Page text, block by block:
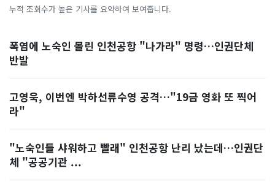
누적 조회수가 높은 기사를 요약하여 보여줍니다.
폭염에 노숙인 몰린 인천공항 "나가라" 명령…인권단체
반발
고영욱, 이번엔 박하선류수영 공격…"19금 영화 또 찍어
라"
"노숙인들 샤워하고 빨래" 인천공항 난리 났는데…인권단
체 "공공기관 ...